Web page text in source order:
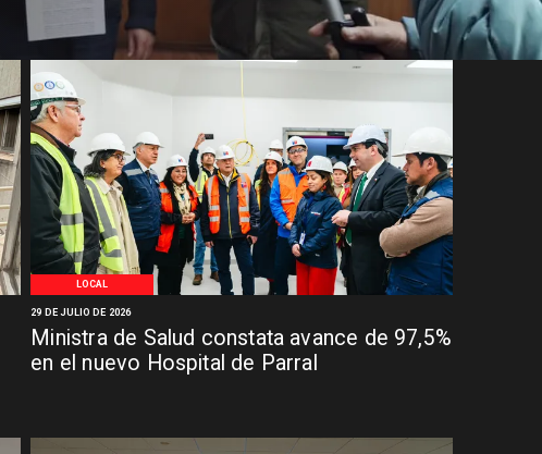
LOCAL
Ministra de Salud constata avance de 97,5%
en el nuevo Hospital de Parral
29 DE JULIO DE 2026